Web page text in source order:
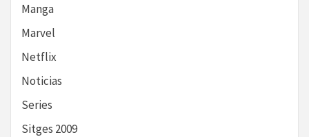
Manga
Marvel
Netflix
Noticias
Series
Sitges 2009